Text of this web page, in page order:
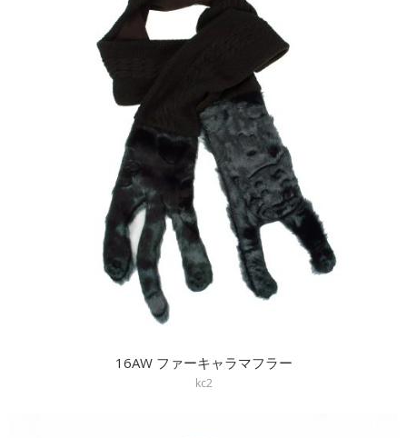
16AW ファーキャラマフラー
kc2